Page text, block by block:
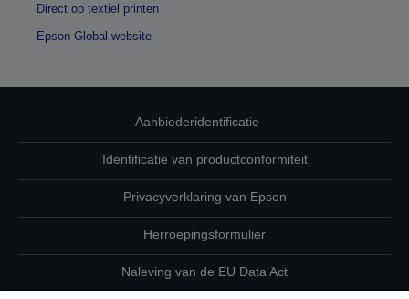
Direct op textiel printen
Epson Global website
Aanbiederidentificatie
Identificatie van productconformiteit
Privacyverklaring van Epson
Herroepingsformulier
Naleving van de EU Data Act